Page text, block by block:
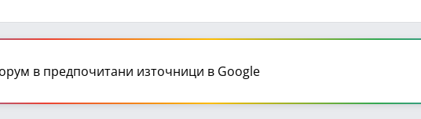
в предпочитани източници в Google